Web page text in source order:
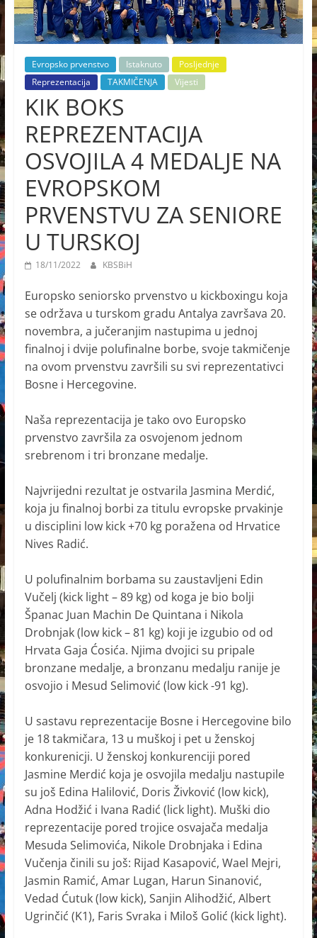
Evropsko prvenstvo Istaknuto
Posljednje
Reprezentacija
TAKMIČENJA Vijesti
KIK BOKS
REPREZENTACIJA
OSVOJILA 4 MEDALJE NA
EVROPSKOM
PRVENSTVU ZA SENIORE
U TURSKOJ
18/11/2022 KBSBiH
Europsko seniorsko prvenstvo u kickboxingu koja
se održava u turskom gradu Antalya završava 20.
novembra, a jučeranjim nastupima u jednoj
finalnoj i dvije polufinalne borbe, svoje takmičenje
na ovom prvenstvu završili su svi reprezentativci
Bosne i Hercegovine.
Naša reprezentacija je tako ovo Europsko
prvenstvo završila za osvojenom jednom
srebrenom i tri bronzane medalje.
Najvrijedni rezultat je ostvarila Jasmina Merdić,
koja ju finalnoj borbi za titulu evropske prvakinje
u disciplini low kick +70 kg poražena od Hrvatice
Nives Radić.
U polufinalnim borbama su zaustavljeni Edin
Vučelj (kick light – 89 kg) od koga je bio bolji
Španac Juan Machin De Quintana i Nikola
Drobnjak (low kick – 81 kg) koji je izgubio od od
Hrvata Gaja Ćosića. Njima dvojici su pripale
bronzane medalje, a bronzanu medalju ranije je
osvojio i Mesud Selimović (low kick -91 kg).
U sastavu reprezentacije Bosne i Hercegovine bilo
je 18 takmičara, 13 u muškoj i pet u ženskoj
konkurenicji. U ženskoj konkurenciji pored
Jasmine Merdić koja je osvojila medalju nastupile
su još Edina Halilović, Doris Živković (low kick),
Adna Hodžić i Ivana Radić (lick light). Muški dio
reprezentacije pored trojice osvajača medalja
Mesuda Selimovića, Nikole Drobnjaka i Edina
Vučenja činili su još: Rijad Kasapović, Wael Mejri,
Jasmin Ramić, Amar Lugan, Harun Sinanović,
Vedad Ćutuk (low kick), Sanjin Alihodžić, Albert
Ugrinčić (K1), Faris Svraka i Miloš Golić (kick light).